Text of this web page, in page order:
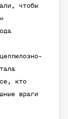
чтобы
кто
враги